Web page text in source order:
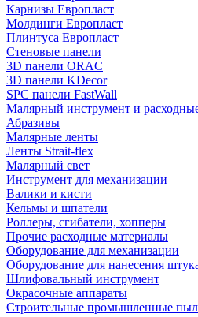
Карнизы Европласт
Молдинги Европласт
Плинтуса Европласт
Стеновые панели
3D панели ORAC
3D панели KDecor
SPC панели FastWall
Малярный инструмент и
Абразивы
Малярные ленты
Ленты Strait-flex
Малярный свет
Инструмент для механизации
Валики и кисти
Кельмы и шпатели
Роллеры, сгибатели, хопперы
Прочие расходные материалы
Оборудование для механизации
Оборудование для нанесения
Шлифовальный инструмент
Окрасочные аппараты
Строительные промышленные